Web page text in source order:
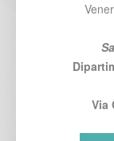
Via